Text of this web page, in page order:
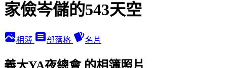
家儉岑儲的543天空
相簿 部落格 名片
義大YA夜總會 的相簿照片